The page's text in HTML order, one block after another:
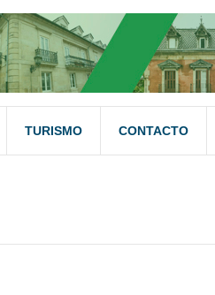
TURISMO CONTACTO